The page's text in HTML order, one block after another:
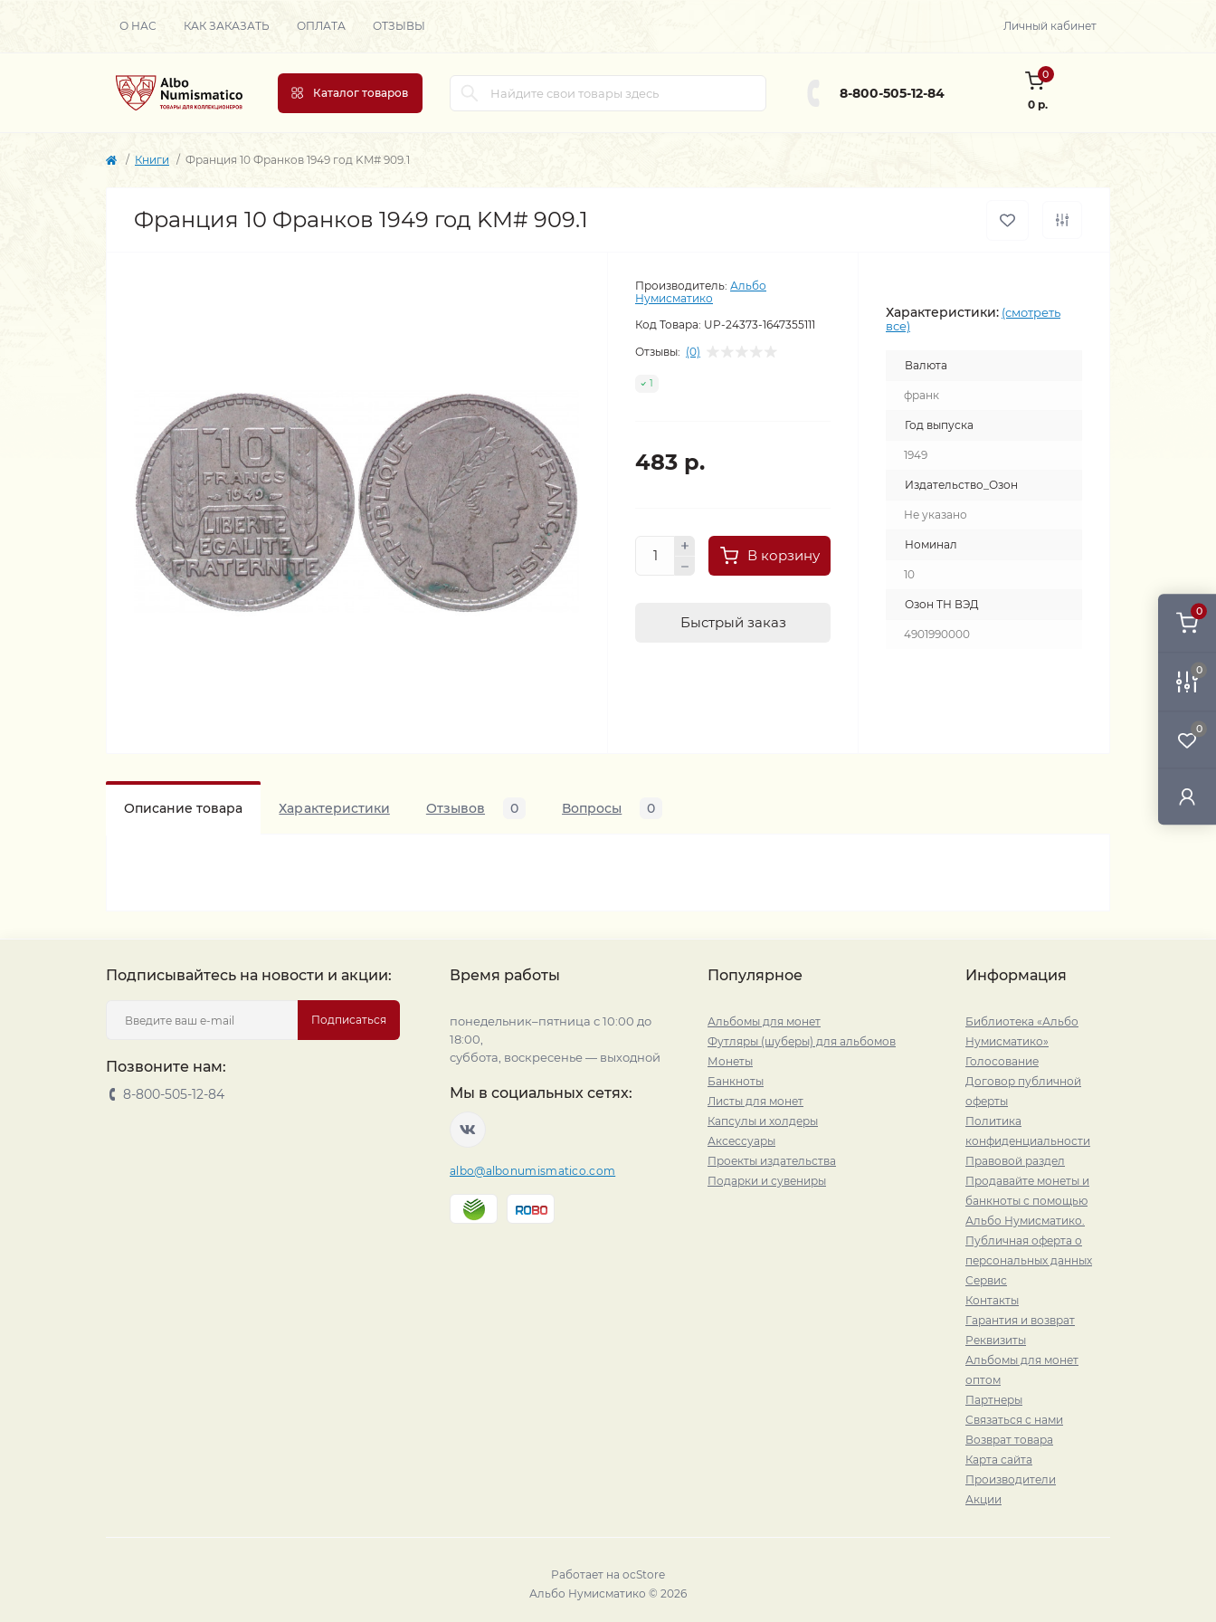
0
0
0
О НАС КАК ЗАКАЗАТЬ ОПЛАТА ОТЗЫВЫ Личный кабинет
Каталог товаров 8-800-505-12-84
0
0 р.
Книги Франция 10 Франков 1949 год KM# 909.1
Франция 10 Франков 1949 год KM# 909.1
Производитель: Альбо
Нумисматико
Код Товара: UP-24373-1647355111
Отзывы: (0)
1
483 р.
В корзину
Быстрый заказ
Характеристики: (смотреть
все)
Валюта
франк
Год выпуска
1949
Издательство_Озон
Не указано
Номинал
10
Озон ТН ВЭД
4901990000
Описание товара Характеристики Отзывов 0 Вопросы 0
Подписывайтесь на новости и акции:
Подписаться
Позвоните нам:
8-800-505-12-84
Время работы
понедельник–пятница с 10:00 до
18:00,
суббота, воскресенье — выходной
Мы в социальных сетях:
albo@albonumismatico.com
Популярное
Альбомы для монет
Футляры (шуберы) для альбомов
Монеты
Банкноты
Листы для монет
Капсулы и холдеры
Аксессуары
Проекты издательства
Подарки и сувениры
Информация
Библиотека «Альбо
Нумисматико»
Голосование
Договор публичной
оферты
Политика
конфиденциальности
Правовой раздел
Продавайте монеты и
банкноты с помощью
Альбо Нумисматико.
Публичная оферта о
персональных данных
Сервис
Контакты
Гарантия и возврат
Реквизиты
Альбомы для монет
оптом
Партнеры
Связаться с нами
Возврат товара
Карта сайта
Производители
Акции
Работает на ocStore
Альбо Нумисматико © 2026